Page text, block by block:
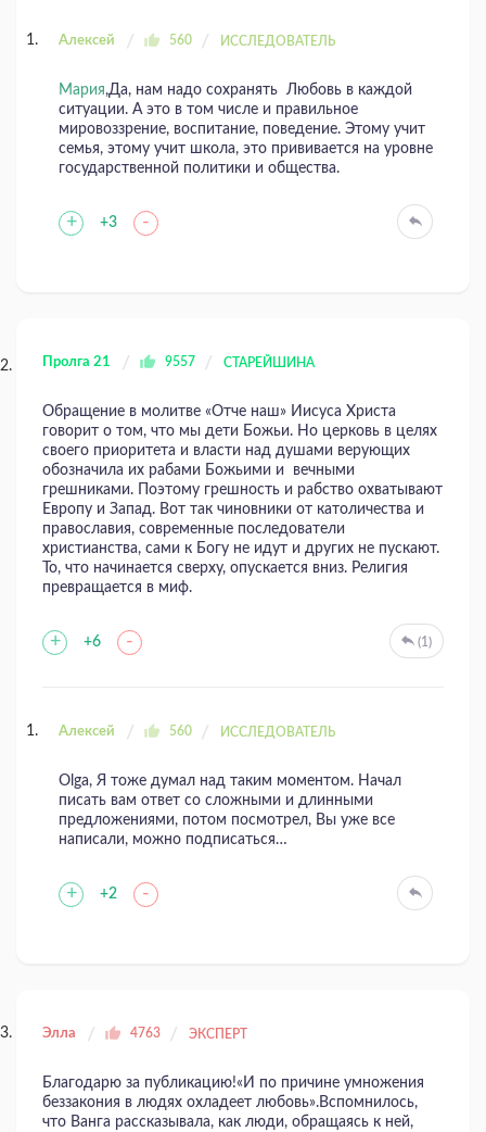
Алексей 560 ИССЛЕДОВАТЕЛЬ
Мария,Да, нам надо сохранять Любовь в каждой
ситуации. А это в том числе и правильное
мировоззрение, воспитание, поведение. Этому учит
семья, этому учит школа, это прививается на уровне
государственной политики и общества.
+ +3 -
Пролга 21 9557 СТАРЕЙШИНА
Обращение в молитве «Отче наш» Иисуса Христа
говорит о том, что мы дети Божьи. Но церковь в целях
своего приоритета и власти над душами верующих
обозначила их рабами Божьими и вечными
грешниками. Поэтому грешность и рабство охватывают
Европу и Запад. Вот так чиновники от католичества и
православия, современные последователи
христианства, сами к Богу не идут и других не пускают.
То, что начинается сверху, опускается вниз. Религия
превращается в миф.
+ +6 - (1)
Алексей 560 ИССЛЕДОВАТЕЛЬ
Olga, Я тоже думал над таким моментом. Начал
писать вам ответ со сложными и длинными
предложениями, потом посмотрел, Вы уже все
написали, можно подписаться…
+ +2 -
Элла 4763 ЭКСПЕРТ
Благодарю за публикацию!«И по причине умножения
беззакония в людях охладеет любовь».Вспомнилось,
что Ванга рассказывала, как люди, обращаясь к ней,